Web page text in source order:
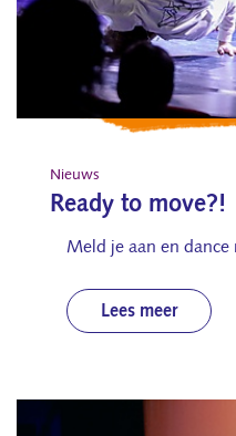
Nieuws
Ready to move?!
Meld je aan en dance
Lees meer